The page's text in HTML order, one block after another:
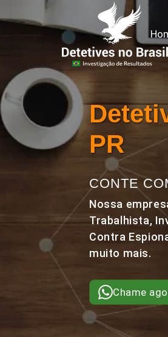
PR
CONTE
Nossa
Trabalhista,
Contra
muito mais.
Chame